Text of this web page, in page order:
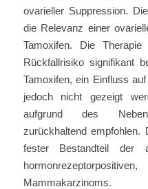
ovarieller Suppression.
die Relevanz einer
Tamoxifen. Die
Rückfallrisiko signifikant
Tamoxifen, ein Einfluss
jedoch nicht gezeigt
aufgrund des
zurückhaltend empfohlen.
fester Bestandteil der
Mammakarzinoms.